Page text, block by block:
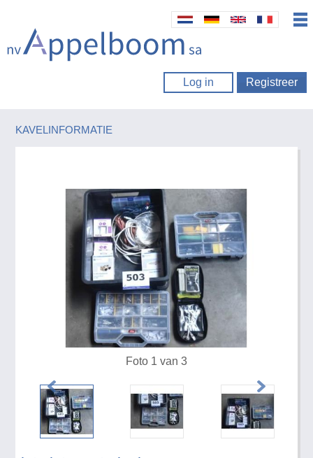
Log in Registreer
KAVELINFORMATIE
Foto 1 van 3